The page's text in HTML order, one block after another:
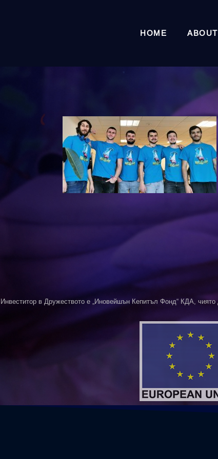
HOME ABOUT
Инвеститор в Дружеството е „Иновейшън Кепитъл Фонд“ КДА, чиято